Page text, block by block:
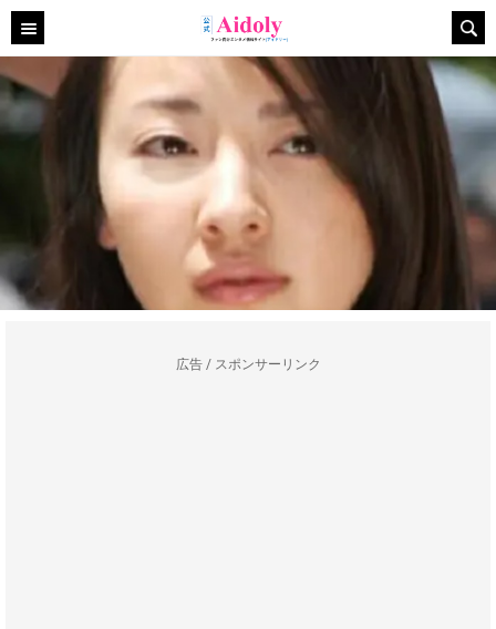
広告 / スポンサーリンク